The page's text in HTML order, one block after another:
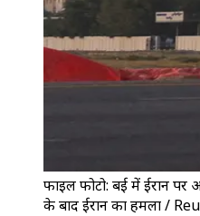
फाइल फोटो: दुबई में ईरान
के बाद ईरान का हमला /